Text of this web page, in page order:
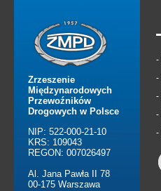
Zrzeszenie
Międzynarodowych
Przewoźników
Drogowych w Polsce
NIP: 522-000-21-10
KRS: 109043
REGON: 007026497
Al. Jana Pawła II 78
00-175 Warszawa
-
-
-
-
-